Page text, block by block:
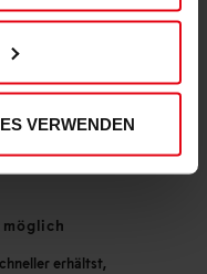
VERWENDEN
SHOP
erhältst,